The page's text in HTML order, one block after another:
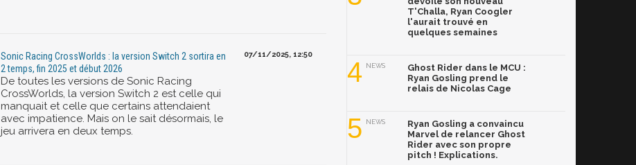
Sonic Racing CrossWorlds : la version Switch 2 sortira en
2 temps, fin 2025 et début 2026
De toutes les versions de Sonic Racing
CrossWorlds, la version Switch 2 est celle qui
manquait et celle que certains attendaient
avec impatience. Mais on le sait désormais, le
jeu arrivera en deux temps.
07/11/2025, 12:50
T'Challa, Ryan Coogler
l'aurait trouvé en
quelques semaines
4 NEWS
Ghost Rider dans le MCU :
Ryan Gosling prend le
relais de Nicolas Cage
5 NEWS
Ryan Gosling a convaincu
Marvel de relancer Ghost
Rider avec son propre
pitch ! Explications.